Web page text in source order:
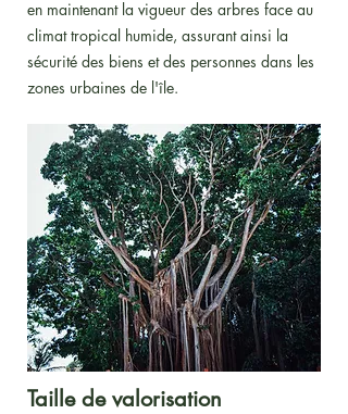
en maintenant la vigueur des arbres face au
climat tropical humide, assurant ainsi la
sécurité des biens et des personnes dans les
zones urbaines de l'île.
Taille de valorisation